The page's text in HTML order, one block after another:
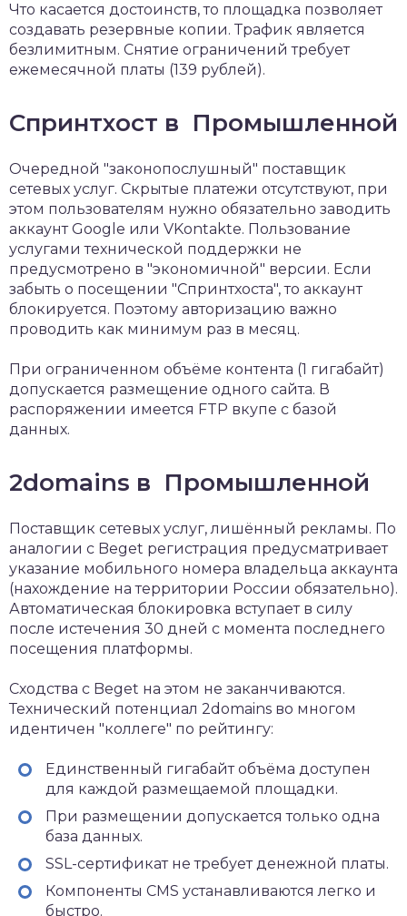
Что касается достоинств, то площадка позволяет
создавать резервные копии. Трафик является
безлимитным. Снятие ограничений требует
ежемесячной платы (139 рублей).
Спринтхост в Промышленной
Очередной "законопослушный" поставщик
сетевых услуг. Скрытые платежи отсутствуют, при
этом пользователям нужно обязательно заводить
аккаунт Google или VKontakte. Пользование
услугами технической поддержки не
предусмотрено в "экономичной" версии. Если
забыть о посещении "Спринтхоста", то аккаунт
блокируется. Поэтому авторизацию важно
проводить как минимум раз в месяц.
При ограниченном объёме контента (1 гигабайт)
допускается размещение одного сайта. В
распоряжении имеется FTP вкупе с базой
данных.
2domains в Промышленной
Поставщик сетевых услуг, лишённый рекламы. По
аналогии с Beget регистрация предусматривает
указание мобильного номера владельца аккаунта
(нахождение на территории России обязательно).
Автоматическая блокировка вступает в силу
после истечения 30 дней с момента последнего
посещения платформы.
Сходства с Beget на этом не заканчиваются.
Технический потенциал 2domains во многом
идентичен "коллеге" по рейтингу:
Единственный гигабайт объёма доступен
для каждой размещаемой площадки.
При размещении допускается только одна
база данных.
SSL-сертификат не требует денежной платы.
Компоненты CMS устанавливаются легко и
быстро.